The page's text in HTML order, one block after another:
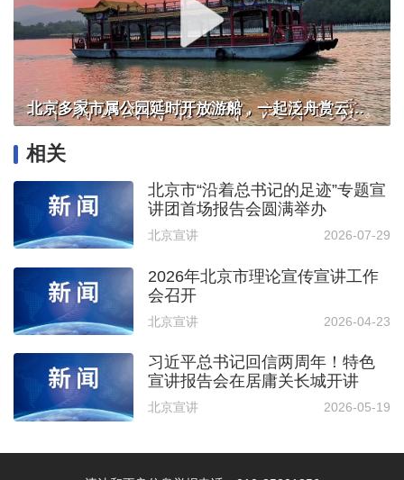
北京多家市属公园延时开放游船，一起泛舟赏云霞！
相关
北京市“沿着总书记的足迹”专题宣
讲团首场报告会圆满举办
北京宣讲 2026-07-29
2026年北京市理论宣传宣讲工作
会召开
北京宣讲 2026-04-23
习近平总书记回信两周年！特色
宣讲报告会在居庸关长城开讲
北京宣讲 2026-05-19